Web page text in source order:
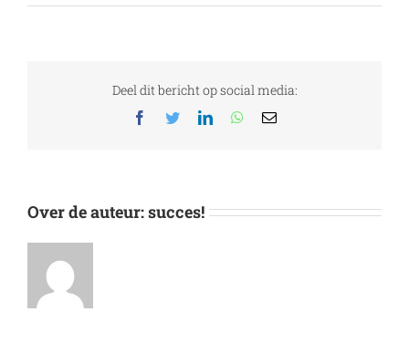
Deel dit bericht op social media:
Facebook
TwitterLinkedInWhatsApp
E-
Over de auteur:succes!